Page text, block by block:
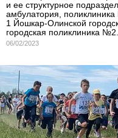
и ее структурное
амбулатория,
1 Йошкар-Олинской
городская поликлиника №2.
06/02/2023